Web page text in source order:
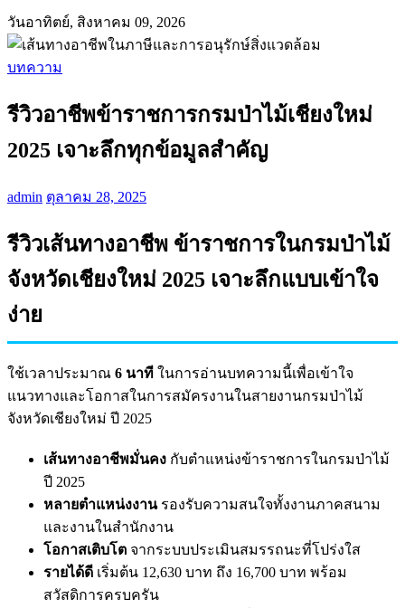
วันอาทิตย์, สิงหาคม 09, 2026
บทความ
รีวิวอาชีพข้าราชการกรมป่าไม้เชียงใหม่
2025 เจาะลึกทุกข้อมูลสำคัญ
admin ตุลาคม 28, 2025
รีวิวเส้นทางอาชีพ ข้าราชการในกรมป่าไม้
จังหวัดเชียงใหม่ 2025 เจาะลึกแบบเข้าใจ
ง่าย
ใช้เวลาประมาณ 6 นาที ในการอ่านบทความนี้เพื่อเข้าใจ
แนวทางและโอกาสในการสมัครงานในสายงานกรมป่าไม้
จังหวัดเชียงใหม่ ปี 2025
เส้นทางอาชีพมั่นคง กับตำแหน่งข้าราชการในกรมป่าไม้
ปี 2025
หลายตำแหน่งงานรองรับความสนใจทั้งงานภาคสนาม
และงานในสำนักงาน
โอกาสเติบโต จากระบบประเมินสมรรถนะที่โปร่งใส
รายได้ดี เริ่มต้น 12,630 บาท ถึง 16,700 บาท พร้อม
สวัสดิการครบครัน